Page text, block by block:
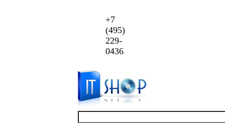
+7
(495)
229-
0436